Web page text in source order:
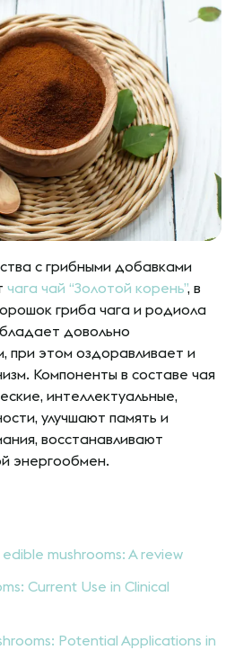
с грибными добавками
чага чай “Золотой корень”, в
гриба чага и родиола
довольно
при этом оздоравливает и
Компоненты в составе чая
интеллектуальные,
улучшают память и
восстанавливают
энергообмен.
mushrooms: A review
Current Use in Clinical
Potential Applications in